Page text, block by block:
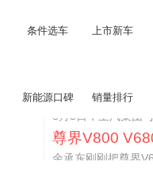
条件选车 上市新车
新能源口碑 销量排行